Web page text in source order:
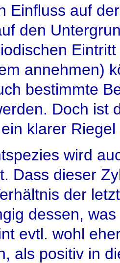
Einfluss auf
den
annehmen)
bestimmte
Doch ist
klarer
wird
Dass dieser
der
dessen,
evtl. wohl
als positiv in